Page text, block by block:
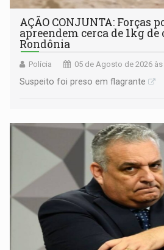
AÇÃO CONJUNTA: Forças
apreendem cerca de 1kg de
Rondônia
Polícia 05 de Agosto de 2026 às
Suspeito foi preso em flagrante